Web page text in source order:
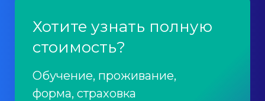
Хотите узнать полную
стоимость?
Обучение, проживание,
форма, страховка